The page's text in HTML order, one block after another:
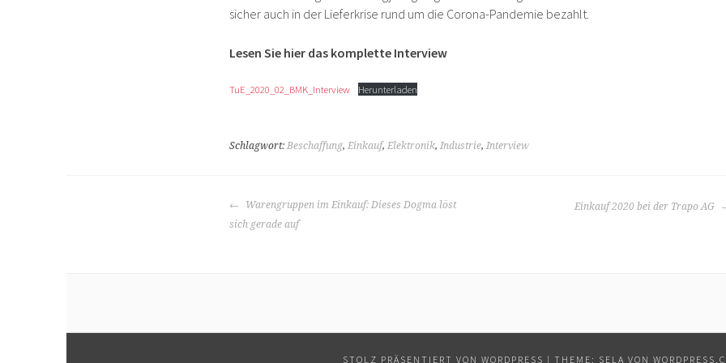
sicher auch in der Lieferkrise rund um die Corona-Pandemie bezahlt.
Lesen Sie hier das komplette Interview
TuE_2020_02_BMK_Interview Herunterladen
Schlagwort: Beschaffung, Einkauf, Elektronik, Industrie, Interview
BEITRAGS-
NAVIGATION
Warengruppen im Einkauf: Dieses Dogma löst
sich gerade auf
Einkauf 2020 bei der Trapo AG
STOLZ PRÄSENTIERT VON WORDPRESS | THEME: SELA VON